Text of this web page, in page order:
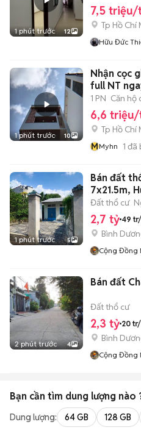
1 phút trước 12
7,5 triệu/
Tp Hồ Chí
Hữu Đức
1 phút trước 10
Nhận cọc
full NT
🍃
1 PN Căn hộ
6,6
Tp Hồ Chí
MMyhn 1 đã
1 phút trước 5
Bán đất
7x21.5m,
Đất thổ cư
2,7 tỷ 49
Bình
Cộng Đồng
2 phút trước 4
Bán đất
Đất thổ cư
2,3 tỷ 20
Bình
Cộng Đồng
Bạn cần tìm dung lượng nào
Dung lượng: 64 GB 128 GB